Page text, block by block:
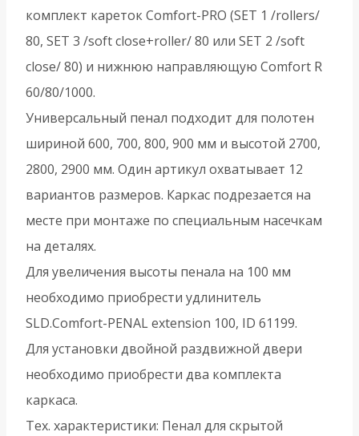
комплект кареток Comfort-PRO (SET 1 /rollers/
80, SET 3 /soft close+roller/ 80 или SET 2 /soft
close/ 80) и нижнюю направляющую Comfort R
60/80/1000.
Универсальный пенал подходит для полотен
шириной 600, 700, 800, 900 мм и высотой 2700,
2800, 2900 мм. Один артикул охватывает 12
вариантов размеров. Каркас подрезается на
месте при монтаже по специальным насечкам
на деталях.
Для увеличения высоты пенала на 100 мм
необходимо приобрести удлинитель
SLD.Comfort-PENAL extension 100, ID 61199.
Для установки двойной раздвижной двери
необходимо приобрести два комплекта
каркаса.
Тех. характеристики: Пенал для скрытой